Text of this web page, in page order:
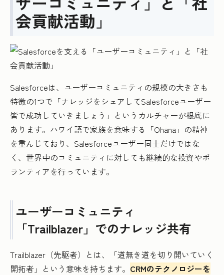
会貢献活動」
Salesforceは、ユーザーコミュニティの規模の大きさも
特徴の1つで「ナレッジをシェアしてSalesforceユーザー
皆で成功していきましょう」というカルチャーが根底に
あります。ハワイ語で家族を意味する「Ohana」の精神
を重んじており、Salesforceユーザー同士だけではな
く、世界中のコミュニティに対しても継続的な投資やボ
ランティアを行っています。
ユーザーコミュニティ
「Trailblazer」でのナレッジ共有
Trailblazer（先駆者）とは、「道無き道を切り開いていく
開拓者」という意味を持ちます。 CRMのテクノロジーを